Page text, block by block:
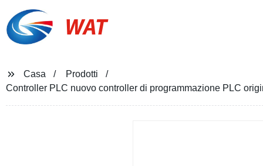
WAT
Casa
Prodotti
Controller PLC nuovo controller di programmazione PLC